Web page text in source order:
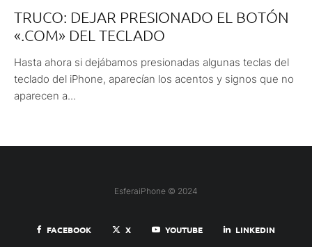
TRUCO: DEJAR PRESIONADO EL BOTÓN
«.COM» DEL TECLADO
Hasta ahora si dejábamos presionadas algunas teclas del
teclado del iPhone, aparecían los acentos y signos que no
aparecen a...
EsferaiPhone © 2024
FACEBOOK X YOUTUBE LINKEDIN